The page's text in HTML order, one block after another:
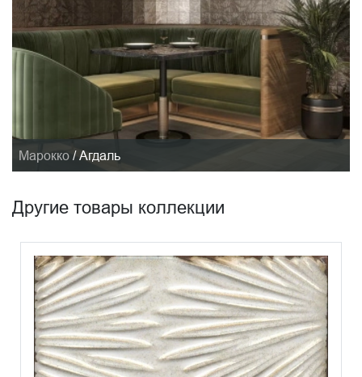
Марокко / Агдаль
Другие товары коллекции